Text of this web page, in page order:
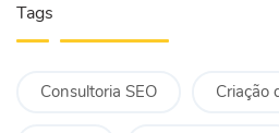
Tags
Consultoria SEO Criação